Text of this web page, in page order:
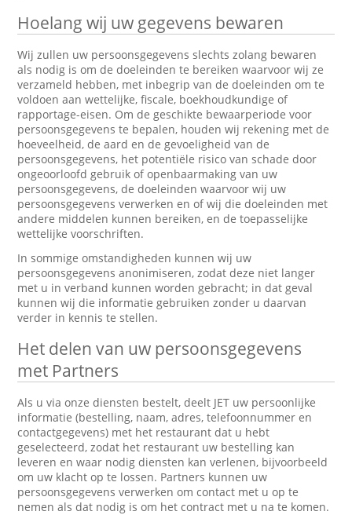
Hoelang wij uw gegevens bewaren
Wij zullen uw persoonsgegevens slechts zolang bewaren
als nodig is om de doeleinden te bereiken waarvoor wij ze
verzameld hebben, met inbegrip van de doeleinden om te
voldoen aan wettelijke, fiscale, boekhoudkundige of
rapportage-eisen. Om de geschikte bewaarperiode voor
persoonsgegevens te bepalen, houden wij rekening met de
hoeveelheid, de aard en de gevoeligheid van de
persoonsgegevens, het potentiële risico van schade door
ongeoorloofd gebruik of openbaarmaking van uw
persoonsgegevens, de doeleinden waarvoor wij uw
persoonsgegevens verwerken en of wij die doeleinden met
andere middelen kunnen bereiken, en de toepasselijke
wettelijke voorschriften.
In sommige omstandigheden kunnen wij uw
persoonsgegevens anonimiseren, zodat deze niet langer
met u in verband kunnen worden gebracht; in dat geval
kunnen wij die informatie gebruiken zonder u daarvan
verder in kennis te stellen.
Het delen van uw persoonsgegevens
met Partners
Als u via onze diensten bestelt, deelt JET uw persoonlijke
informatie (bestelling, naam, adres, telefoonnummer en
contactgegevens) met het restaurant dat u hebt
geselecteerd, zodat het restaurant uw bestelling kan
leveren en waar nodig diensten kan verlenen, bijvoorbeeld
om uw klacht op te lossen. Partners kunnen uw
persoonsgegevens verwerken om contact met u op te
nemen als dat nodig is om het contract met u na te komen.